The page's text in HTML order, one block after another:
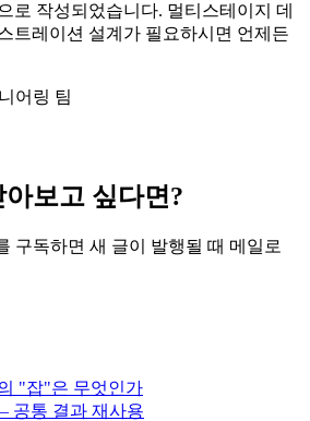
로 작성되었습니다. 멀티스테이지 데
트레이션 설계가 필요하시면 언제든
어링 팀
보고 싶다면?
구독하면 새 글이 발행될 때 메일로
"잡"은 무엇인가
공통 결과 재사용